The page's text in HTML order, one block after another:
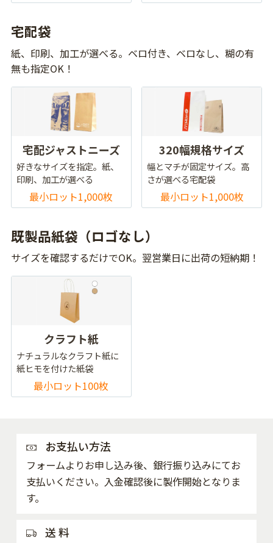
宅配袋
紙、印刷、加工が選べる。ベロ付き、ベロなし、糊の有
無も指定OK！
宅配ジャストニーズ
好きなサイズを指定。紙、
印刷、加工が選べる
最小ロット1,000枚
320幅規格サイズ
幅とマチが固定サイズ。高
さが選べる宅配袋
最小ロット1,000枚
既製品紙袋（ロゴなし）
サイズを確認するだけでOK。翌営業日に出荷の短納期！
クラフト紙
ナチュラルなクラフト紙に
紙ヒモを付けた紙袋
最小ロット100枚
お支払い方法
フォームよりお申し込み後、銀行振り込みにてお
支払いください。入金確認後に製作開始となりま
す。
送 料